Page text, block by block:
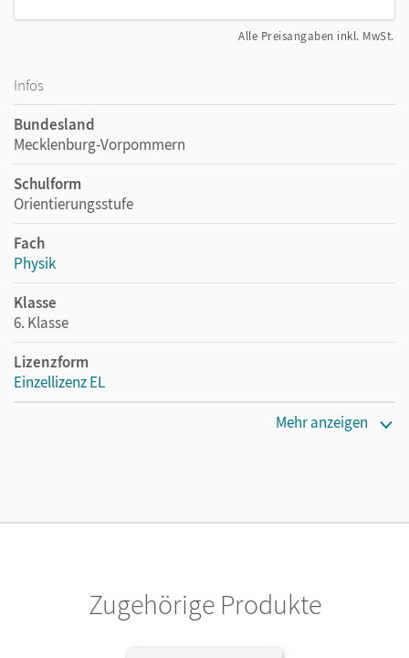
Alle Preisangaben inkl. MwSt.
Infos
Bundesland
Mecklenburg-Vorpommern
Schulform
Orientierungsstufe
Fach
Physik
Klasse
6. Klasse
Lizenzform
Einzellizenz EL
Mehr anzeigen
Zugehörige Produkte